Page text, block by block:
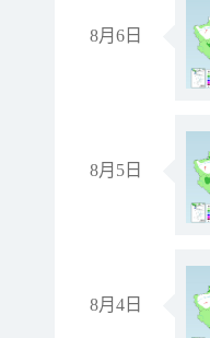
8月6日
8月5日
8月4日